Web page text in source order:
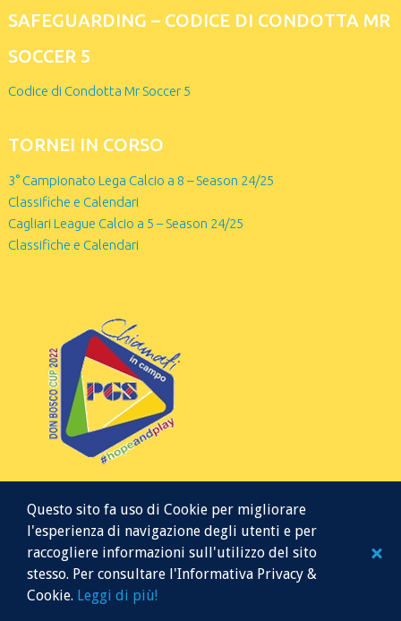
SAFEGUARDING – CODICE DI CONDOTTA MR
SOCCER 5
Codice di Condotta Mr Soccer 5
TORNEI IN CORSO
3° Campionato Lega Calcio a 8 – Season 24/25
Classifiche e Calendari
Cagliari League Calcio a 5 – Season 24/25
Classifiche e Calendari
© 2026 Mr Soccer 5
Website managed by K.B.K. Servizi
Questo sito fa uso di Cookie per migliorare
l'esperienza di navigazione degli utenti e per
raccogliere informazioni sull'utilizzo del sito
stesso. Per consultare l'Informativa Privacy &
Cookie. Leggi di più!